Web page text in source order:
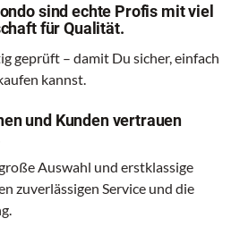
sind echte Profis mit viel
für Qualität.
geprüft – damit Du sicher, einfach
kannst.
und Kunden vertrauen
Auswahl und erstklassige
zuverlässigen Service und die